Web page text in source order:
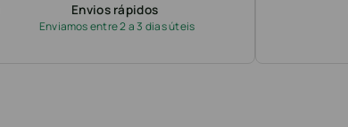
Envios rápidos
Enviamos entre 2 a 3 dias úteis